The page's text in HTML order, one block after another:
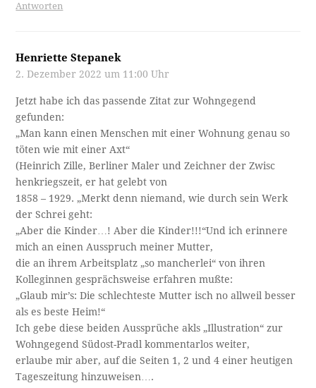
Antworten
Henriette Stepanek
2. Dezember 2022 um 11:00 Uhr
Jetzt habe ich das passende Zitat zur Wohngegend
gefunden:
„Man kann einen Menschen mit einer Wohnung genau so
töten wie mit einer Axt“
(Heinrich Zille, Berliner Maler und Zeichner der Zwisc
henkriegszeit, er hat gelebt von
1858 – 1929. „Merkt denn niemand, wie durch sein Werk
der Schrei geht:
„Aber die Kinder…! Aber die Kinder!!!“Und ich erinnere
mich an einen Ausspruch meiner Mutter,
die an ihrem Arbeitsplatz „so mancherlei“ von ihren
Kolleginnen gesprächsweise erfahren mußte:
„Glaub mir’s: Die schlechteste Mutter isch no allweil besser
als es beste Heim!“
Ich gebe diese beiden Aussprüche akls „Illustration“ zur
Wohngegend Südost-Pradl kommentarlos weiter,
erlaube mir aber, auf die Seiten 1, 2 und 4 einer heutigen
Tageszeitung hinzuweisen….